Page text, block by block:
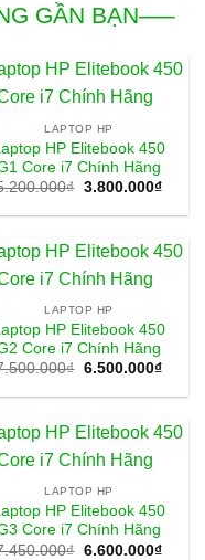
GẦN BẠN—–
LAPTOP HP
HP Elitebook 450
Core i7 Chính Hãng
₫ Giá
là:
3.800.000₫Giá
tại
LAPTOP HP
Laptop HP Elitebook 450
Core i7 Chính Hãng
₫ Giá
là:
6.500.000₫Giá
tại
LAPTOP HP
HP Elitebook 450
Core i7 Chính Hãng
₫ Giá
6.600.000₫Giá